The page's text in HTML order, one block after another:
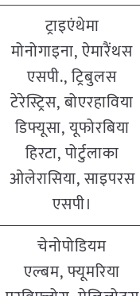
ट्राइएंथेमा
मोनोगाइना, ऐमारैंथस
एसपी., ट्रिबुलस
टेरेस्ट्रिस, बोएरहाविया
डिफ्यूसा, यूफोरबिया
हिरटा, पोर्टुलाका
ओलेरासिया, साइपरस
एसपी।
चेनोपोडियम
एल्बम, फ्यूमरिया